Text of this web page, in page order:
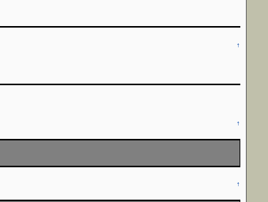
↑
↑
↑